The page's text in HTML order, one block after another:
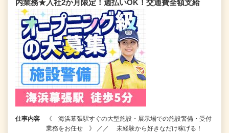
内業務★入社2か月限定！週払いOK！交通費全額支給
仕事内容
《 海浜幕張駅すぐの大型施設・展示場での施設警備・受付
業務をお任せ 》 ／／ 未経験から好きなだけ稼げる！